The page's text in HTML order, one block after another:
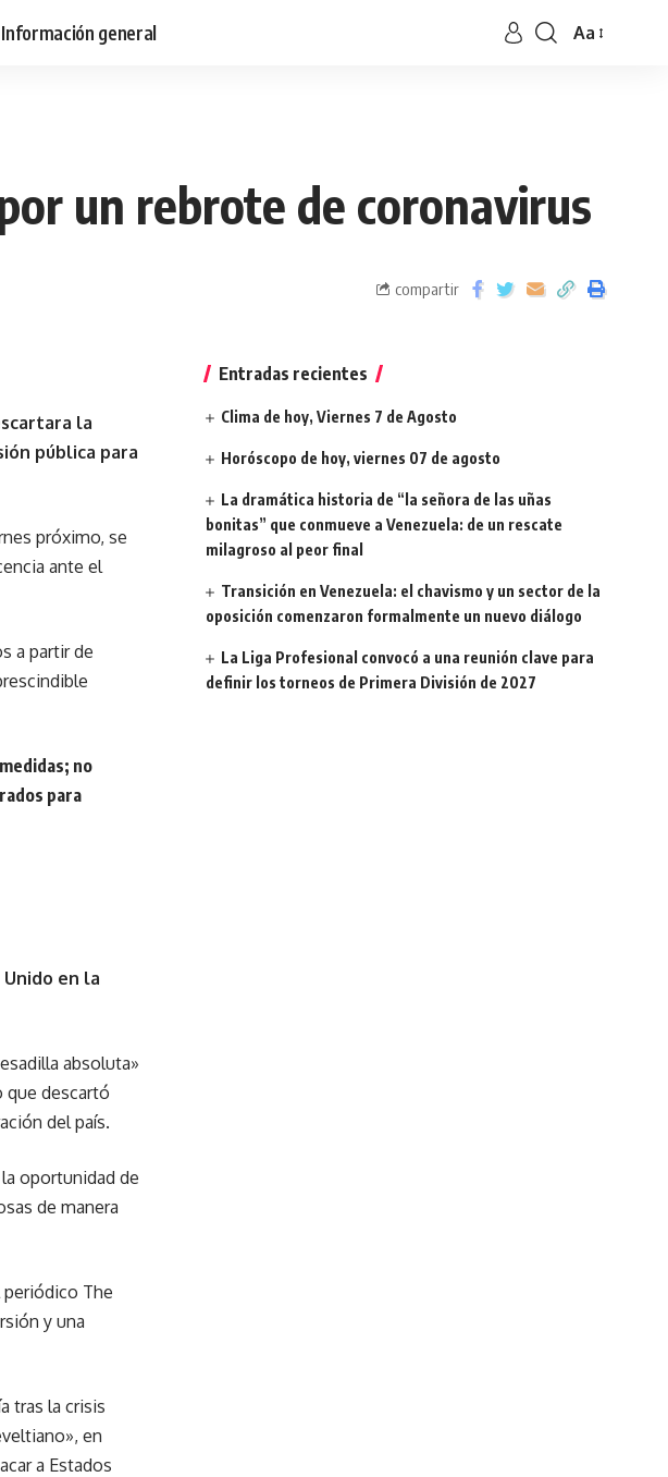
Información general Aa
un rebrote de coronavirus
compartir
la
pública para
próximo, se
ante el
a partir de
no
para
en la
absoluta»
que descartó
del país.
oportunidad de
de manera
periódico The
y una
tras la crisis
en
a Estados
Entradas recientes
Clima de hoy, Viernes 7 de Agosto
Horóscopo de hoy, viernes 07 de agosto
La dramática historia de “la señora de las uñas
bonitas” que conmueve a Venezuela: de un rescate
milagroso al peor final
Transición en Venezuela: el chavismo y un sector de la
oposición comenzaron formalmente un nuevo diálogo
La Liga Profesional convocó a una reunión clave para
definir los torneos de Primera División de 2027